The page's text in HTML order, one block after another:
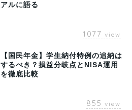
アルに語る
1077 view
【国民年金】学生納付特例の追納は
するべき？損益分岐点とNISA運用
を徹底比較
855 view